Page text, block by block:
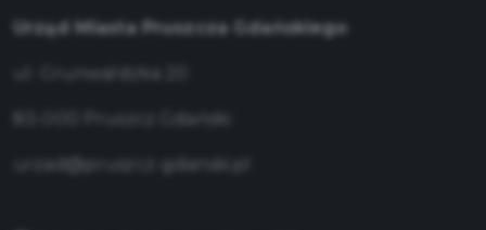
Urząd Miasta Pruszcza Gdańskiego
urzad@pruszcz-gdanski.pl